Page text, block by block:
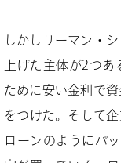
しかしリーマン・
上げた主体が2つ
ために安い金利で
をつけた。そして
ローンのようにパ